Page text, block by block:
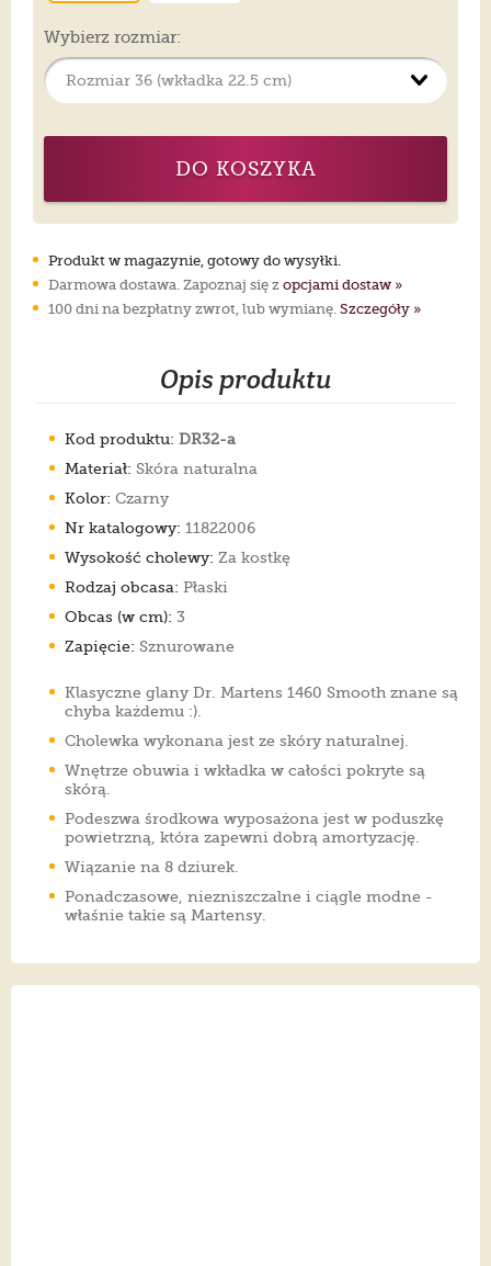
Wybierz rozmiar:
DO KOSZYKA
Produkt w magazynie, gotowy do wysyłki.
Darmowa dostawa. Zapoznaj się z opcjami dostaw »
100 dni na bezpłatny zwrot, lub wymianę. Szczegóły »
Opis produktu
Kod produktu: DR32-a
Materiał: Skóra naturalna
Kolor: Czarny
Nr katalogowy: 11822006
Wysokość cholewy: Za kostkę
Rodzaj obcasa: Płaski
Obcas (w cm): 3
Zapięcie: Sznurowane
Klasyczne glany Dr. Martens 1460 Smooth znane są
chyba każdemu :).
Cholewka wykonana jest ze skóry naturalnej.
Wnętrze obuwia i wkładka w całości pokryte są
skórą.
Podeszwa środkowa wyposażona jest w poduszkę
powietrzną, która zapewni dobrą amortyzację.
Wiązanie na 8 dziurek.
Ponadczasowe, niezniszczalne i ciągle modne -
właśnie takie są Martensy.